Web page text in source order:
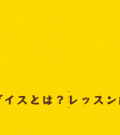
スとは？ レッス